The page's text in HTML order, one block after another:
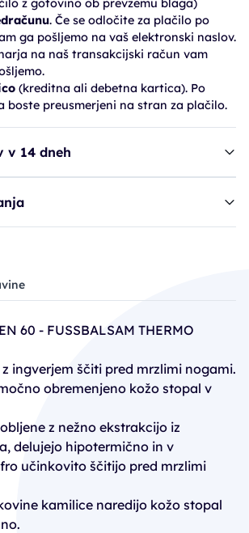
z gotovino ob prevzemu blaga)
. Če se odločite za plačilo po
ga pošljemo na vaš elektronski naslov.
na naš transakcijski račun vam
(kreditna ali debetna kartica). Po
boste preusmerjeni na stran za plačilo.
v 14 dneh
za noge - THERMO
60 - FUSSBALSAM THERMO
ingverjem ščiti pred mrzlimi nogami.
obremenjeno kožo stopal v
z nežno ekstrakcijo iz
delujejo hipotermično in v
učinkovito ščitijo pred mrzlimi
kamilice naredijo kožo stopal